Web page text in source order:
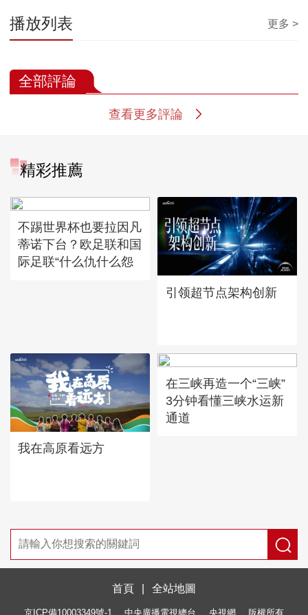
播放列表 更多 >
全部評論
查看更多評論
精彩推薦
不踢世界杯也要拉因凡
蒂诺下台？欧足联和国
际足联“什么仇什么怨
引领超节点架构创新
我在高原看远方
在三峡再造一个“三峡”
3分钟看懂三峡水运新
通道
首頁 全站地圖
京ICP備10003349號-1 中央廣播電視總台 央視網 版權所有